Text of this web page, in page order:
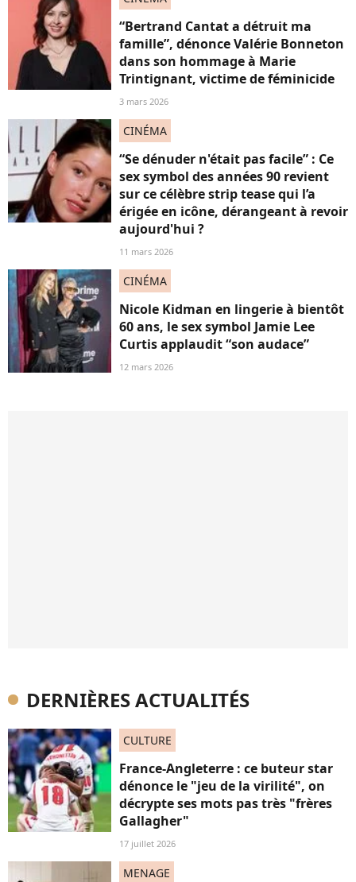
“Bertrand Cantat a détruit ma
famille”, dénonce Valérie Bonneton
dans son hommage à Marie
Trintignant, victime de féminicide
3 mars 2026
CINÉMA
“Se dénuder n'était pas facile” : Ce
sex symbol des années 90 revient
sur ce célèbre strip tease qui l’a
érigée en icône, dérangeant à revoir
aujourd'hui ?
11 mars 2026
CINÉMA
Nicole Kidman en lingerie à bientôt
60 ans, le sex symbol Jamie Lee
Curtis applaudit “son audace”
12 mars 2026
DERNIÈRES ACTUALITÉS
CULTURE
France-Angleterre : ce buteur star
dénonce le "jeu de la virilité", on
décrypte ses mots pas très "frères
Gallagher"
17 juillet 2026
MENAGE